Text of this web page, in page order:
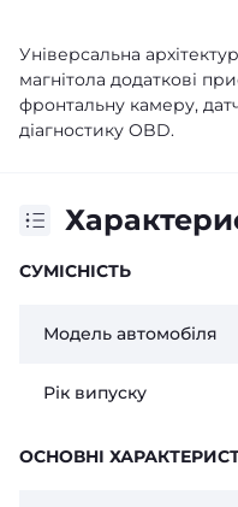
Універсальна
магнітола додаткові
фронтальну камеру,
діагностику OBD.
СУМІСНІСТЬ
Модель автомобіля
Рік випуску
ОСНОВНІ